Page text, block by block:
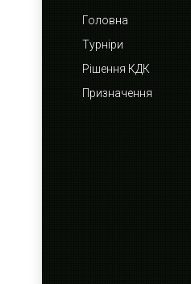
Головна
Турніри
Рішення КДК
Призначення